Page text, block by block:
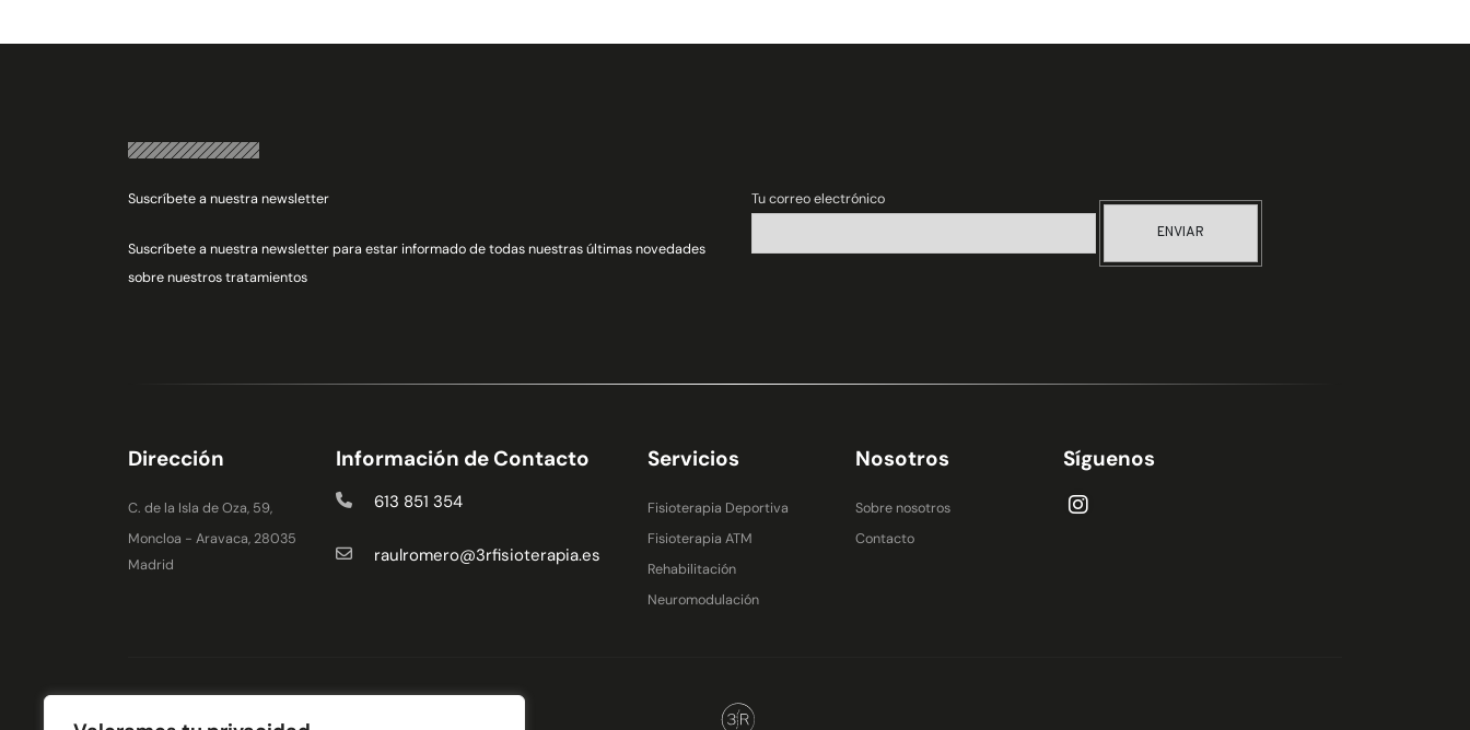
Suscríbete a nuestra newsletter
Suscríbete a nuestra newsletter para estar informado de todas nuestras últimas novedades
sobre nuestros tratamientos
Tu correo electrónico
ENVIAR
Dirección
C. de la Isla de Oza, 59,
Moncloa - Aravaca, 28035
Madrid
Información de Contacto
613 851 354
raulromero@3rfisioterapia.es
Servicios
Fisioterapia Deportiva
Fisioterapia ATM
Rehabilitación
Neuromodulación
Nosotros
Sobre nosotros
Contacto
Síguenos